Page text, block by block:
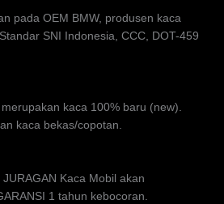
pada OEM BMW, produsen kaca
SNI Indonesia, CCC, DOT-459
kaca 100% baru (new).
kaca bekas/copotan.
Kaca Mobil akan
1 tahun kebocoran.